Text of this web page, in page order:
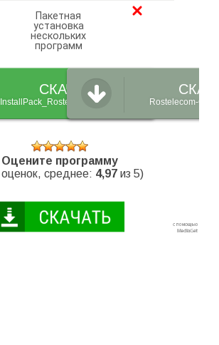
Пакетная
установка
нескольких
программ
СКАЧАТЬ
InstallPack_Rostelecom-Games.exe Rostelecom-
Оцените программу
оценок, среднее: 4,97 из 5)